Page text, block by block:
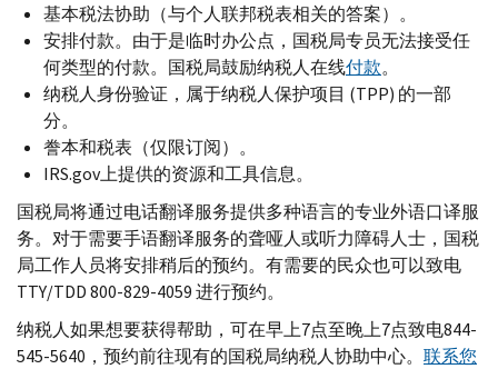
基本税法协助（与个人联邦税表相关的答案）。
安排付款。由于是临时办公点，国税局专员无法接受任
何类型的付款。国税局鼓励纳税人在线付款。
纳税人身份验证，属于纳税人保护项目 (TPP) 的一部
分。
誊本和税表（仅限订阅）。
IRS.gov上提供的资源和工具信息。
国税局将通过电话翻译服务提供多种语言的专业外语口译服
务。对于需要手语翻译服务的聋哑人或听力障碍人士，国税
局工作人员将安排稍后的预约。有需要的民众也可以致电
TTY/TDD800-829-4059 进行预约。
纳税人如果想要获得帮助，可在早上7点至晚上7点致电844-
545-5640，预约前往现有的国税局纳税人协助中心。 联系您